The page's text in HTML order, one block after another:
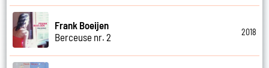
Frank Boeijen
Berceuse nr. 2
2018